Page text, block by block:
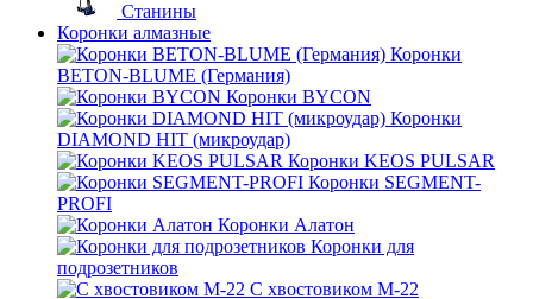
Станины
Коронки алмазные
Коронки
BETON-BLUME (Германия)
Коронки BYCON
Коронки
DIAMOND HIT (микроудар)
Коронки KEOS PULSAR
Коронки SEGMENT-
PROFI
Коронки Алатон
Коронки для
подрозетников
С хвостовиком М-22